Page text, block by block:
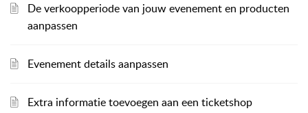
De verkoopperiode van jouw evenement en producten
aanpassen
Evenement details aanpassen
Extra informatie toevoegen aan een ticketshop